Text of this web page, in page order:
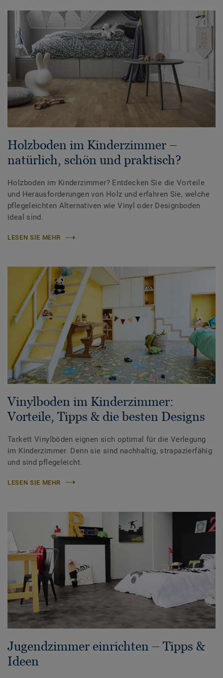
Holzboden im Kinderzimmer –
natürlich, schön und praktisch?
Holzboden im Kinderzimmer? Entdecken Sie die Vorteile
und Herausforderungen von Holz und erfahren Sie, welche
pflegeleichten Alternativen wie Vinyl oder Designboden
ideal sind.
LESEN SIE MEHR
Vinylboden im Kinderzimmer:
Vorteile, Tipps & die besten Designs
Tarkett Vinylböden eignen sich optimal für die Verlegung
im Kinderzimmer. Denn sie sind nachhaltig, strapazierfähig
und sind pflegeleicht.
LESEN SIE MEHR
Jugendzimmer einrichten – Tipps &
Ideen